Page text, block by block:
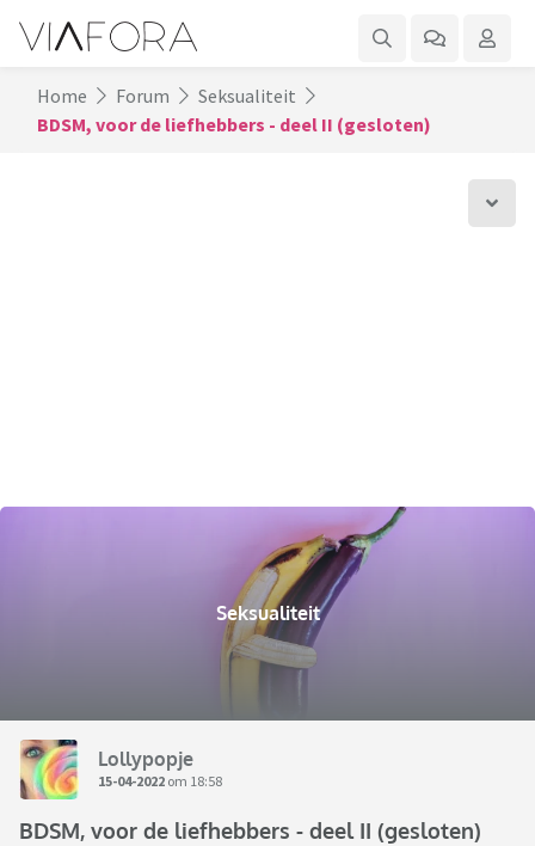
Home Forum
Seksualiteit
BDSM, voor de liefhebbers - deel II (gesloten)
Seksualiteit
Lollypopje
15-04-2022 om 18:58
BDSM, voor de liefhebbers - deel II (gesloten)